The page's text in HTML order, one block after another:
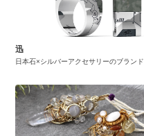
迅
日本石×シルバーアクセサリーのブランド